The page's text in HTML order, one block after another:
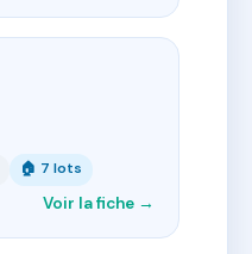
🏠 7 lots
Voir la fiche →